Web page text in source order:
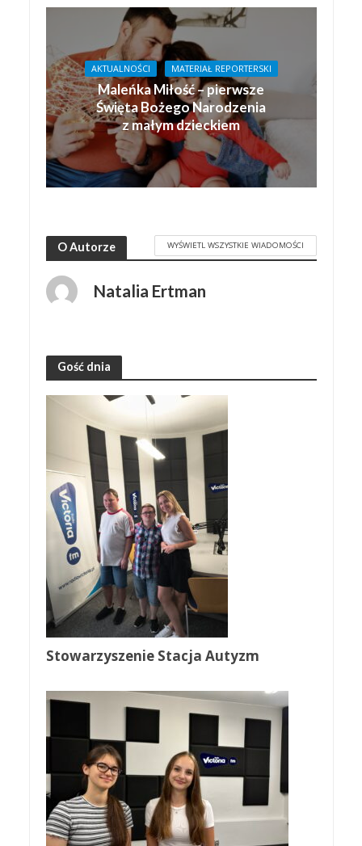
AKTUALNOŚCI MATERIAŁ REPORTERSKI
Maleńka Miłość – pierwsze
Święta Bożego Narodzenia
z małym dzieckiem
O Autorze WYŚWIETL WSZYSTKIE WIADOMOŚCI
Natalia Ertman
Gość dnia
Stowarzyszenie Stacja Autyzm